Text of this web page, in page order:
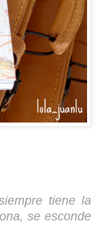
tiene la
se esconde